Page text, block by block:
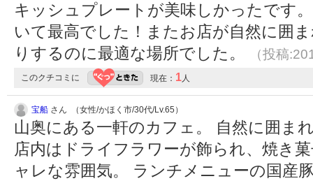
キッシュプレートが美味しかったです
いて最高でした！またお店が自然に囲
りするのに最適な場所でした。
（投稿
このクチコミに 現在： 1人
宝船 さん （女性/かほく市/30代/Lv.65）
山奥にある一軒のカフェ。 自然に囲ま
店内はドライフラワーが飾られ、焼き
ャレな雰囲気。 ランチメニューの国産